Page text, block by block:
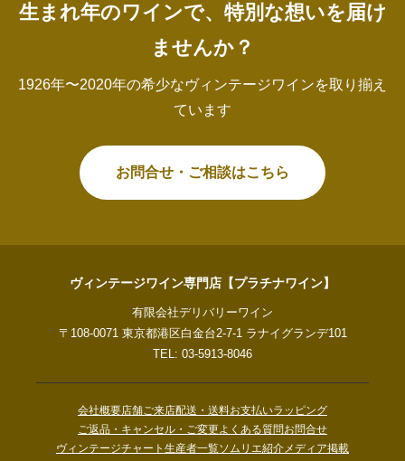
生まれ年のワインで、特別な想いを届け
ませんか？
1926年〜2020年の希少なヴィンテージワインを取り揃え
ています
お問合せ・ご相談はこちら
ヴィンテージワイン専門店【プラチナワイン】
有限会社デリバリーワイン
〒108-0071 東京都港区白金台2-7-1 ラナイグランデ101
TEL: 03-5913-8046
会社概要店舗ご来店配送・送料お支払いラッピング
ご返品・キャンセル・ご変更よくある質問お問合せ
ヴィンテージチャート 生産者一覧ソムリエ紹介メディア掲載